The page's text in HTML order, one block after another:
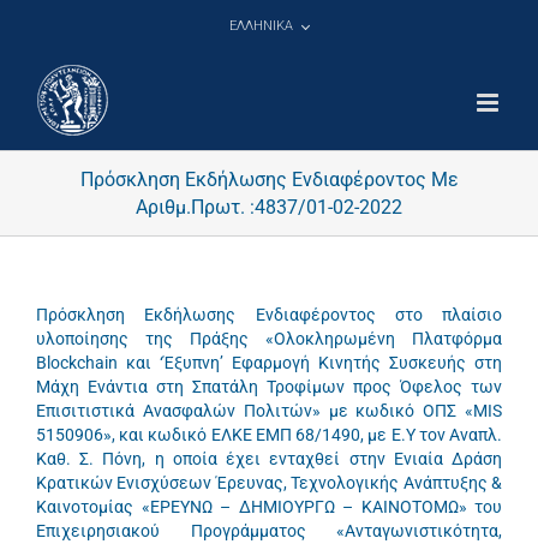
ΕΛΛΗΝΙΚΑ
Πρόσκληση Εκδήλωσης Ενδιαφέροντος Με
Αριθμ.Πρωτ. :4837/01-02-2022
Πρόσκληση Εκδήλωσης Ενδιαφέροντος στο πλαίσιο
υλοποίησης της Πράξης «Ολοκληρωμένη Πλατφόρμα
Blockchain και ‘Έξυπνη’ Εφαρμογή Κινητής Συσκευής στη
Μάχη Ενάντια στη Σπατάλη Τροφίμων προς Όφελος των
Επισιτιστικά Ανασφαλών Πολιτών» με κωδικό ΟΠΣ «MIS
5150906», και κωδικό ΕΛΚΕ ΕΜΠ 68/1490, με Ε.Υ τον Αναπλ.
Καθ. Σ. Πόνη, η οποία έχει ενταχθεί στην Ενιαία Δράση
Κρατικών Ενισχύσεων Έρευνας, Τεχνολογικής Ανάπτυξης &
Καινοτομίας «ΕΡΕΥΝΩ – ΔΗΜΙΟΥΡΓΩ – ΚΑΙΝΟΤΟΜΩ» του
Επιχειρησιακού Προγράμματος «Ανταγωνιστικότητα,